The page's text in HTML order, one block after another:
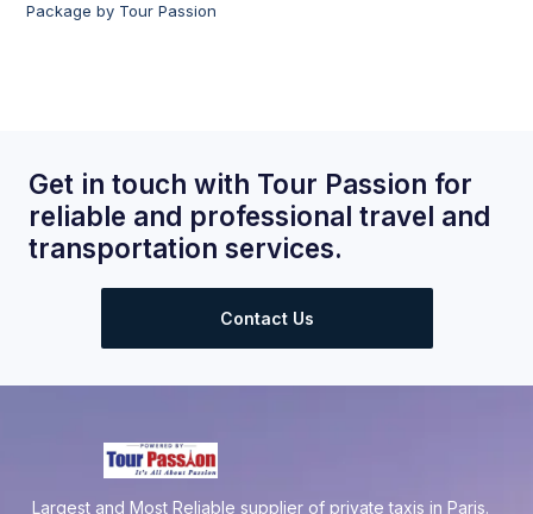
Package by Tour Passion
Get in touch with Tour Passion for
reliable and professional travel and
transportation services.
Contact Us
Largest and Most Reliable supplier of private taxis in Paris.